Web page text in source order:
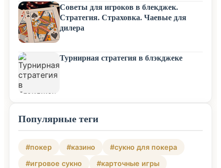
Советы для игроков в блекджек.
Стратегия. Страховка. Чаевые для
дилера
Турнирная стратегия в блэкджеке
Популярные теги
#покер #казино
#сукно для покера
#игровое сукно
#карточные игры